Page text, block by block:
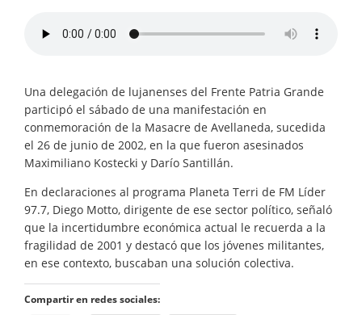
Una delegación de lujanenses del Frente Patria Grande
participó el sábado de una manifestación en
conmemoración de la Masacre de Avellaneda, sucedida
el 26 de junio de 2002, en la que fueron asesinados
Maximiliano Kostecki y Darío Santillán.
En declaraciones al programa Planeta Terri de FM Líder
97.7, Diego Motto, dirigente de ese sector político, señaló
que la incertidumbre económica actual le recuerda a la
fragilidad de 2001 y destacó que los jóvenes militantes,
en ese contexto, buscaban una solución colectiva.
Compartir en redes sociales: